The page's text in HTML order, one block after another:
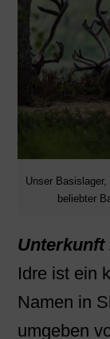
Unser
beliebter
Unterkunft
Idre ist ein
Namen in
umgeben